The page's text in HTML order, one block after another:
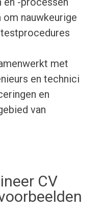
nauwkeurige
met
en technici
en
van
CV